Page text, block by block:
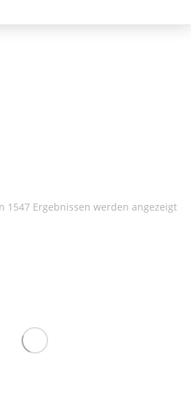
1547 Ergebnissen werden angezeigt